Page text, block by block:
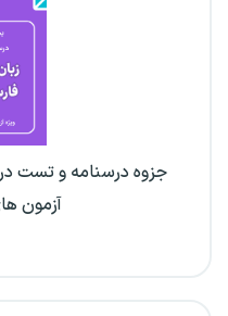
جزوه درسنامه و تست
آزمون